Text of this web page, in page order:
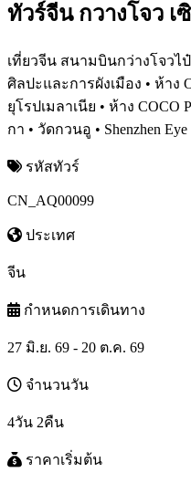
ทัวร์จีน กวางโจว เ
เที่ยวจีน สนามบินกว่างโจวไ
ศิลปะและการผังเมือง • ห้าง
ยุโรปเมลาเนีย • ห้าง
กา • วัดกวนอู • Shenzhen
รหัสทัวร์
CN_AQ00099
ประเทศ
จีน
กำหนดการเดินทาง
27 มิ.ย. 69 - 20 ต.ค. 69
จำนวนวัน
4วัน 2คืน
ราคาเริ่มต้น